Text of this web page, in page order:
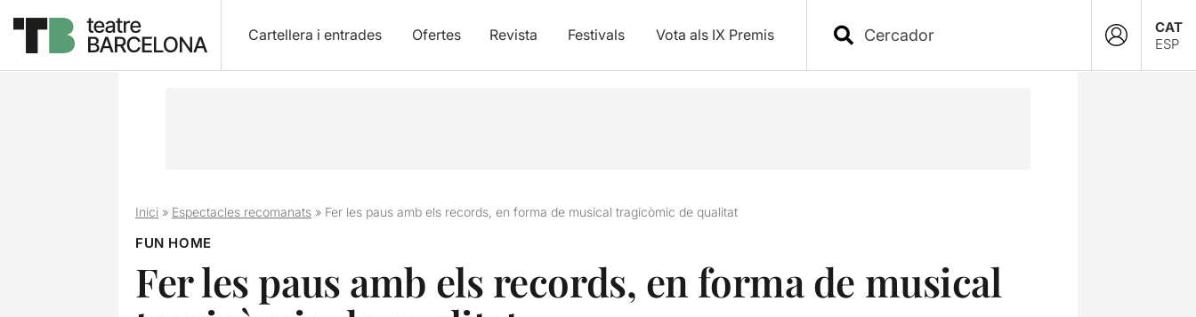
Cartellera i entrades Ofertes Revista Festivals Vota als IX Premis
CAT
ESP
Inici» Espectacles recomanats» Fer les paus amb els records, en forma de musical tragicòmic de qualitat
FUN HOME
Fer les paus amb els records, en forma de musical